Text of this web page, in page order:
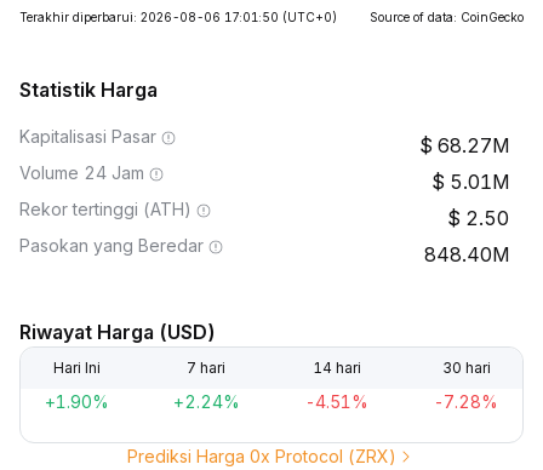
Terakhir diperbarui: 2026-08-06 17:01:50 (UTC+0) Source of data: CoinGecko
Statistik Harga
Kapitalisasi Pasar 68.27M
Volume 24 Jam 5.01M
Rekor tertinggi (ATH) 2.50
Pasokan yang Beredar 848.40M
Riwayat Harga (USD)
Hari Ini 7 hari 14 hari 30 hari
+1.90% +2.24% -4.51% -7.28%
Prediksi Harga 0x Protocol (ZRX)